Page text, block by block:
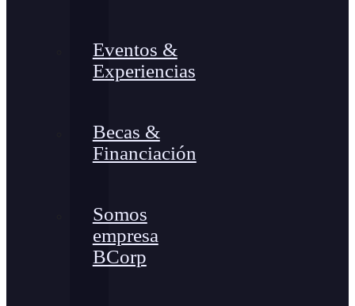
Eventos &
Experiencias
Becas &
Financiación
Somos
empresa
BCorp